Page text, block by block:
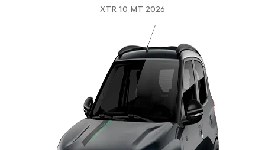
XTR 1.0 MT 2026